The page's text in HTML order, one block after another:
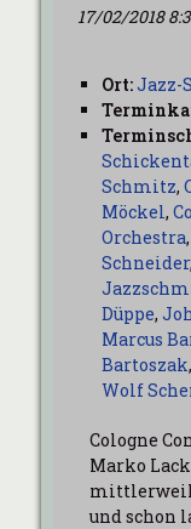
17/02/2018
Ort:Jazz-
Schmitz,
Möckel,
Orchestra,
Schneider,
Düppe,
Marcus
Bartoszak,
Wolf
Cologne
Marko
und schon